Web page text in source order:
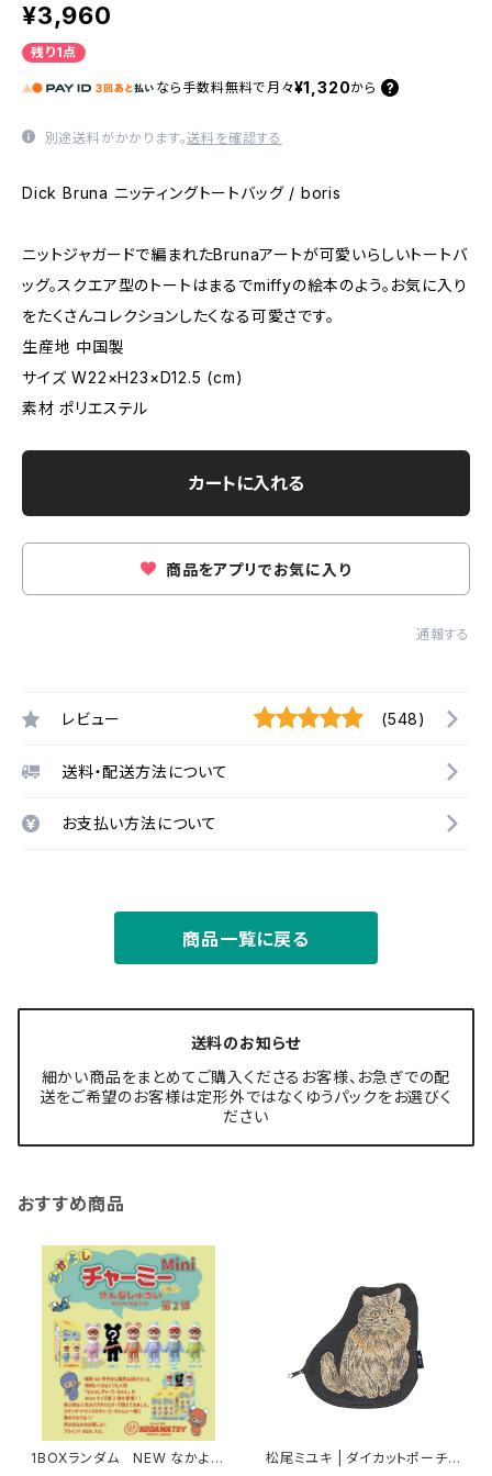
¥3,960
残り1点
なら 手数料無料で 月々¥1,320から
別途送料がかかります。送料を確認する
Dick Bruna ニッティングトートバッグ / boris
ニットジャガードで編まれたBrunaアートが可愛いらしいトートバ
ッグ。スクエア型のトートはまるでmiffyの絵本のよう。お気に入り
をたくさんコレクションしたくなる可愛さです。
生産地 中国製
サイズ W22×H23×D12.5 (cm)
素材 ポリエステル
カートに入れる
商品をアプリでお気に入り
通報する
レビュー (548)
送料・配送方法について
お支払い方法について
商品一覧に戻る
送料のお知らせ
細かい商品をまとめてご購入くださるお客様、お急ぎでの配
送をご希望のお客様は定形外ではなくゆうパックをお選びく
ださい
おすすめ商品
1BOXランダム NEW なかよし
松尾ミユキ | ダイカットポーチ |